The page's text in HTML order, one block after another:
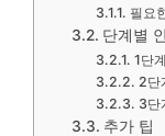
필요
단계별
1단
2단
3단
추가 팁